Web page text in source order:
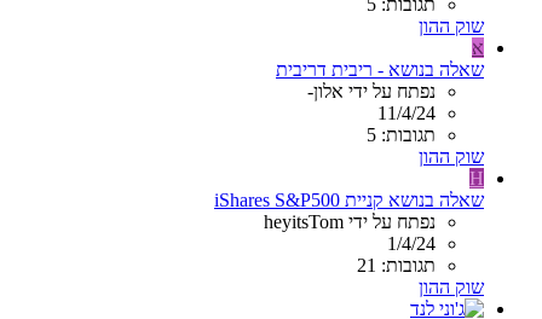
תגובות: 5
שוק ההון
א
שאלה בנושא - ריבית דריבית
נפתח על ידי אלון-
11/4/24
תגובות: 5
שוק ההון
H
שאלה בנושא קניית iShares S&P500
נפתח על ידי heyitsTom
1/4/24
תגובות: 21
שוק ההון